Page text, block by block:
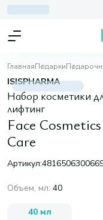
ГлавнаяПодарки
ISISPHARMA
Набор косметики
лифтинг
Face
Care
Артикул:
Объем, мл: 40
40 мл